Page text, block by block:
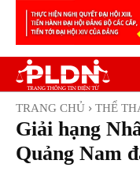
TRANG CHỦ THỂ
Giải hạng
Quảng Nam